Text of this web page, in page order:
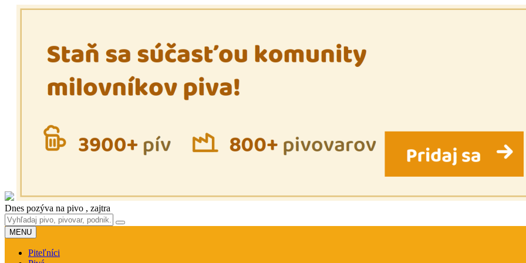
Dnes pozýva na pivo , zajtra
MENU
Piteľníci